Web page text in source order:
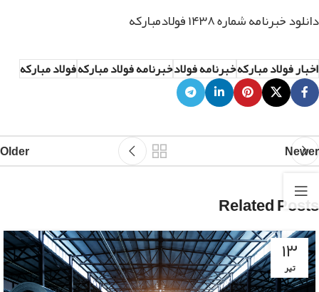
دانلود خبرنامه شماره ۱۴۳۸ فولادمبارکه
اخبار فولاد مبارکهخبرنامه فولادخبرنامه فولاد مبارکهفولاد مبارکه
Newer
Older
Related Posts
۱۳
تیر